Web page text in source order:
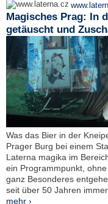
Magisches Prag: In
getäuscht und
Was das Bier in der
Prager Burg bei einem
Laterna magika im
ein Programmpunkt,
ganz Besonderes
seit über 50 Jahren
mehr ›